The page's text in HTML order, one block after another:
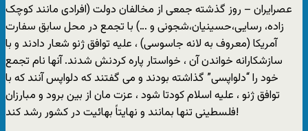
عصرایران – روز گذشته جمعی از مخالفان دولت (افرادی مانند کوچک
زاده، رسایی،حسینیان،شجونی و …) با تجمع در محل سابق سفارت
آمریکا (معروف به لانه جاسوسی) ، علیه توافق ژنو شعار دادند و با
سازشکارانه خواندن آن ، خواستار پاره کردنش شدند. آنها نام تجمع
خود را “دلواپسی” گذاشته بودند و می گفتند که دلواپس آنند که با
توافق ژنو ، علیه اسلام کودتا شود ، عزت مان از بین برود و مبارزان
فلسطینی تنها بمانند و نهایتاً بهائیت در کشور رشد کند!